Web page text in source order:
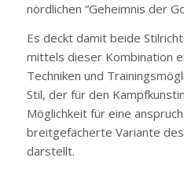
nördlichen “Geheimnis der
Es deckt damit beide
mittels dieser Kombination
Techniken und
Stil, der für den
Möglichkeit für eine
breitgefächerte Variante
darstellt.